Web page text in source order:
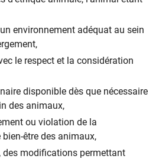
environnement adéquat au sein
le respect et la considération
disponible dès que nécessaire
des animaux,
ou violation de la
être des animaux,
des modifications permettant